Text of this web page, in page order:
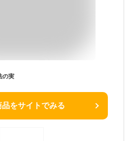
の実
品をサイトでみる